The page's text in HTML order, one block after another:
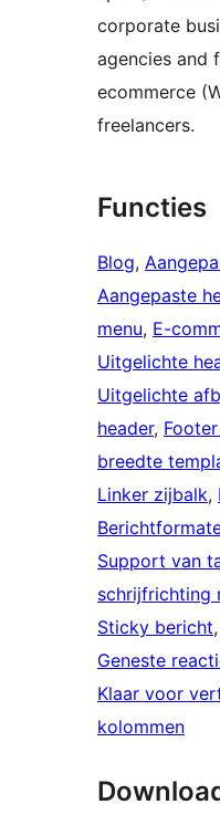
corporate
agencies and
ecommerce
freelancers.
Functies
Blog,
Aangepaste
menu, E-
Uitgelichte
Uitgelichte
header,
breedte
Linker zijbalk,
Support van
schrijfrichting
Sticky bericht,
Geneste
Klaar voor
kolommen